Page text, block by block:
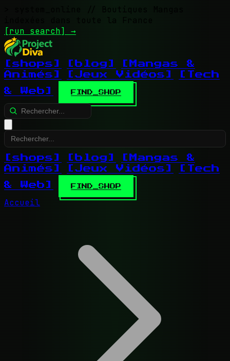
// Boutiques Mangas
indexées dans toute la France
[run search] →
[shops] [blog]
[Mangas &
Animés]
[Jeux Vidéos]
[Tech
& Web]
FIND_SHOP
[shops] [blog]
[Mangas &
Animés]
[Jeux Vidéos]
[Tech
& Web]
FIND_SHOP
Accueil